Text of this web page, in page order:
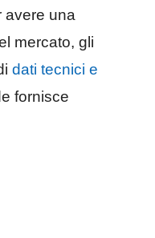
avere una
mercato, gli
dati tecnici e
fornisce